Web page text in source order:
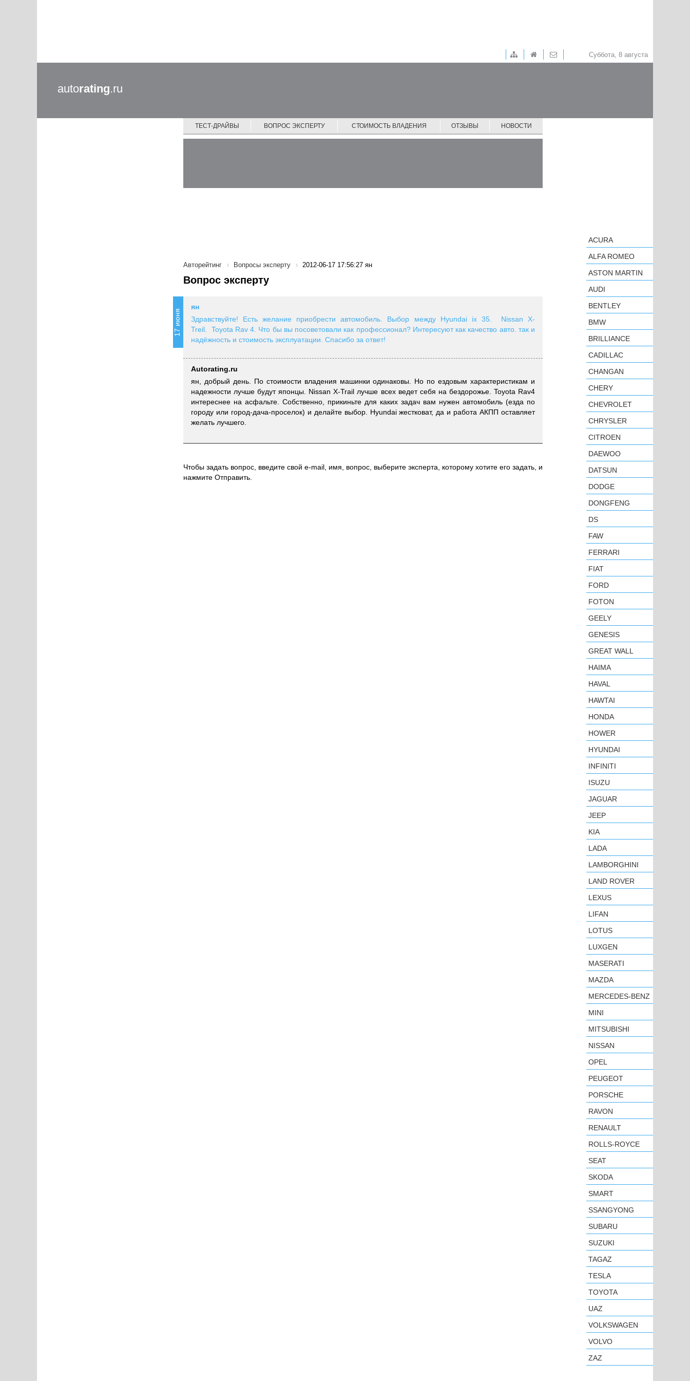
Суббота, 8 августа
autorating.ru
ТЕСТ-ДРАЙВЫ ВОПРОС ЭКСПЕРТУ СТОИМОСТЬ ВЛАДЕНИЯ ОТЗЫВЫ НОВОСТИ
Авторейтинг Вопросы эксперту 2012-06-17 17:56:27 ян
Вопрос эксперту
17 июня
ян
Здравствуйте! Есть желание приобрести автомобиль. Выбор между Hyundai ix 35. Nissan X-
Treil. Toyota Rav 4. Что бы вы посоветовали как профессионал? Интересуют как качество авто. так и
надёжность и стоимость эксплуатации. Спасибо за ответ!
Autorating.ru
ян, добрый день. По стоимости владения машинки одинаковы. Но по ездовым характеристикам и
надежности лучше будут японцы. Nissan X-Trail лучше всех ведет себя на бездорожье. Toyota Rav4
интереснее на асфальте. Собственно, прикиньте для каких задач вам нужен автомобиль (езда по
городу или город-дача-проселок) и делайте выбор. Hyundai жестковат, да и работа АКПП оставляет
желать лучшего.
Чтобы задать вопрос, введите свой e-mail, имя, вопрос, выберите эксперта, которому хотите его задать, и
нажмите Отправить.
ACURA
ALFA ROMEO
ASTON MARTIN
AUDI
BENTLEY
BMW
BRILLIANCE
CADILLAC
CHANGAN
CHERY
CHEVROLET
CHRYSLER
CITROEN
DAEWOO
DATSUN
DODGE
DONGFENG
DS
FAW
FERRARI
FIAT
FORD
FOTON
GEELY
GENESIS
GREAT WALL
HAIMA
HAVAL
HAWTAI
HONDA
HOWER
HYUNDAI
INFINITI
ISUZU
JAGUAR
JEEP
KIA
LADA
LAMBORGHINI
LAND ROVER
LEXUS
LIFAN
LOTUS
LUXGEN
MASERATI
MAZDA
MERCEDES-BENZ
MINI
MITSUBISHI
NISSAN
OPEL
PEUGEOT
PORSCHE
RAVON
RENAULT
ROLLS-ROYCE
SEAT
SKODA
SMART
SSANGYONG
SUBARU
SUZUKI
TAGAZ
TESLA
TOYOTA
UAZ
VOLKSWAGEN
VOLVO
ZAZ